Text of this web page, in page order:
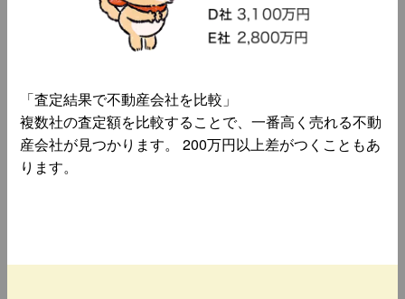
「査定結果で不動産会社を比較」
複数社の査定額を比較することで、一番高く売れる不動
産会社が見つかります。 200万円以上差がつくこともあ
ります。